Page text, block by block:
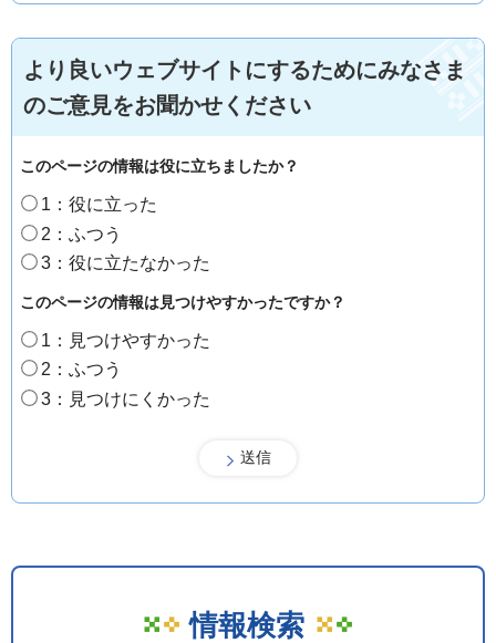
より良いウェブサイトにするためにみなさま
のご意見をお聞かせください
このページの情報は役に立ちましたか？
1：役に立った
2：ふつう
3：役に立たなかった
このページの情報は見つけやすかったですか？
1：見つけやすかった
2：ふつう
3：見つけにくかった
情報検索